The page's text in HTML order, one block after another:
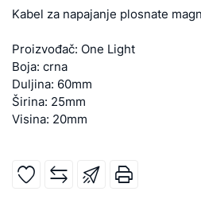
Kabel za napajanje plosnate
Proizvođač: One Light
Boja: crna
Duljina: 60mm
Širina: 25mm
Visina: 20mm